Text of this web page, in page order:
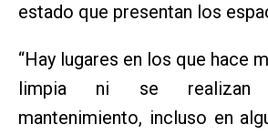
estado que presentan los
“Hay lugares en los que hace
limpia ni se realizan
mantenimiento, incluso en